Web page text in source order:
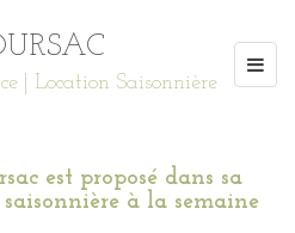
| Location Saisonnière
est proposé dans sa
à la semaine